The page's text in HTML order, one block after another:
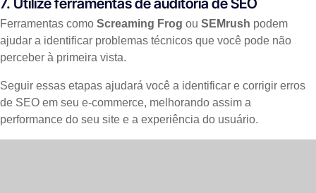
7. Utilize ferramentas de auditoria de SEO
Ferramentas como Screaming Frog ou SEMrush podem
ajudar a identificar problemas técnicos que você pode não
perceber à primeira vista.
Seguir essas etapas ajudará você a identificar e corrigir erros
de SEO em seu e-commerce, melhorando assim a
performance do seu site e a experiência do usuário.